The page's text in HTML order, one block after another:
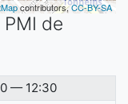
contributors,CC-BY-SA
de
— 12:30